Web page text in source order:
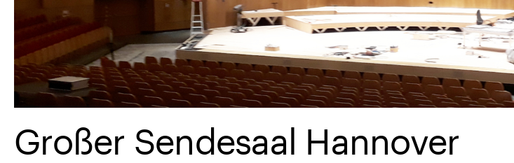
Großer Sendesaal Hannover